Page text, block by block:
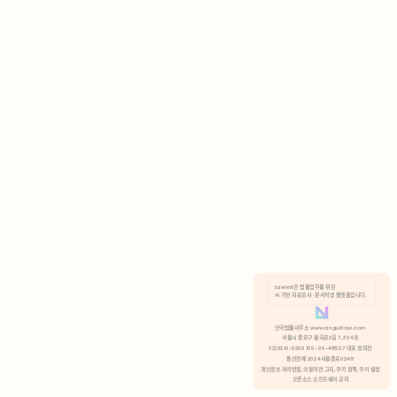
분석 쿠키 허용
Lawvot은 법률업무를 위한
AI 기반 자료조사 · 문서작성 플랫폼입니다.
안국법률사무소 www.anguklaw.com
서울시 종로구 율곡로2길 7, 304호
02)3210-3330 105-05-48527 대표 정희찬
통신판매 2024서울종로0248
개인정보 처리방침, 이용약관 고지, 쿠키 정책, 쿠키 설정
오픈소스 소프트웨어 공지